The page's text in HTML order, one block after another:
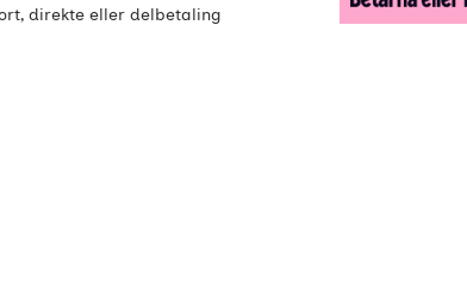
direkte eller delbetaling